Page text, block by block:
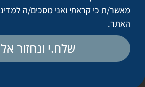
שלב ד׳ – הסרת התפרים והתוצאות
את התפרים שלא נספגו באופן טבעי
משבועיים אחרי הניתוח.
ברוב המקרים תוכלו לראות את
מאשר/ת כי קראתי ואני מסכים/ה
האתר.
שלח.י ונחזור